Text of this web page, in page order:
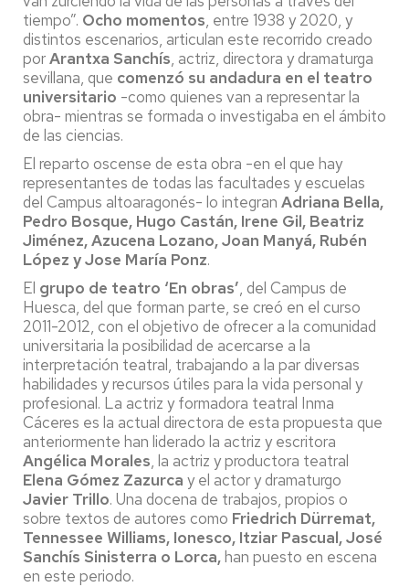
tiempo”. Ocho momentos, entre 1938 y 2020, y
distintos escenarios, articulan este recorrido creado
porArantxa Sanchís, actriz, directora y dramaturga
sevillana, que comenzó su andadura en el teatro
universitario -como quienes van a representar la
obra- mientras se formada o investigaba en el ámbito
de las ciencias.
El reparto oscense de esta obra -en el que hay
representantes de todas las facultades y escuelas
del Campus altoaragonés- lo integran Adriana Bella,
Pedro Bosque, Hugo Castán, Irene Gil, Beatriz
Jiménez, Azucena Lozano, Joan Manyá, Rubén
López y Jose María Ponz.
El grupo de teatro ‘En obras’, del Campus de
Huesca, del que forman parte, se creó en el curso
2011-2012, con el objetivo de ofrecer a la comunidad
universitaria la posibilidad de acercarse a la
interpretación teatral, trabajando a la par diversas
habilidades y recursos útiles para la vida personal y
profesional. La actriz y formadora teatral Inma
Cáceres es la actual directora de esta propuesta que
anteriormente han liderado la actriz y escritora
Angélica Morales, la actriz y productora teatral
Elena Gómez Zazurca y el actor y dramaturgo
Javier Trillo. Una docena de trabajos, propios o
sobre textos de autores como Friedrich Dürremat,
Tennessee Williams, Ionesco, Itziar Pascual, José
Sanchís Sinisterra o Lorca,han puesto en escena
en este periodo.